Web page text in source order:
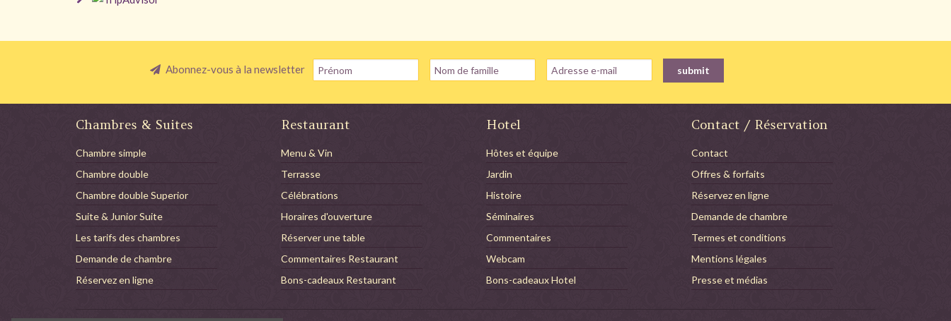
Abonnez-vous à la newsletter
Chambres & Suites
Chambre simple
Chambre double
Chambre double Superior
Suite & Junior Suite
Les tarifs des chambres
Demande de chambre
Réservez en ligne
Restaurant
Menu & Vin
Terrasse
Célébrations
Horaires d'ouverture
Réserver une table
Commentaires Restaurant
Bons-cadeaux Restaurant
Hotel
Hôtes et équipe
Jardin
Histoire
Séminaires
Commentaires
Webcam
Bons-cadeaux Hotel
Contact / Réservation
Contact
Offres & forfaits
Réservez en ligne
Demande de chambre
Termes et conditions
Mentions légales
Presse et médias